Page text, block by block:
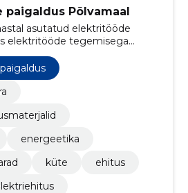
paigaldus Põlvamaal
asutatud elektritööde
elektritööde tegemisega
objektidel.
energeetika
küte
ehitus